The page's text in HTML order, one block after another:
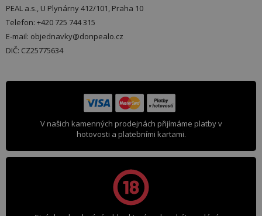
PEAL a.s., U Plynárny 412/101, Praha 10
Telefon: +420 725 744 315
E-mail: objednavky@donpealo.cz
DIČ: CZ25775634
V našich kamenných prodejnách přijímáme platby v
hotovosti a platebními kartami.